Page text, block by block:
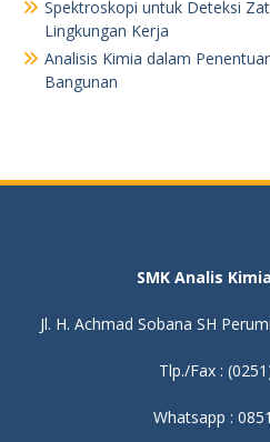
Spektroskopi untuk Deteksi
Lingkungan Kerja
Analisis Kimia dalam
Bangunan
SMK Analis
Jl. H. Achmad Sobana SH
Tlp./Fax :
Whatsapp :